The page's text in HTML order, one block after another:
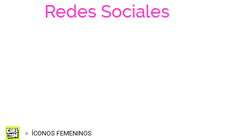
Redes Sociales
ÍCONOS FEMENINOS